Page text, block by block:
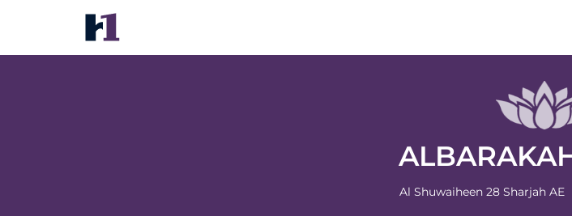
Al Shuwaiheen 28 Sharjah AE
ALBARAKAH HOTEL
Prezzi